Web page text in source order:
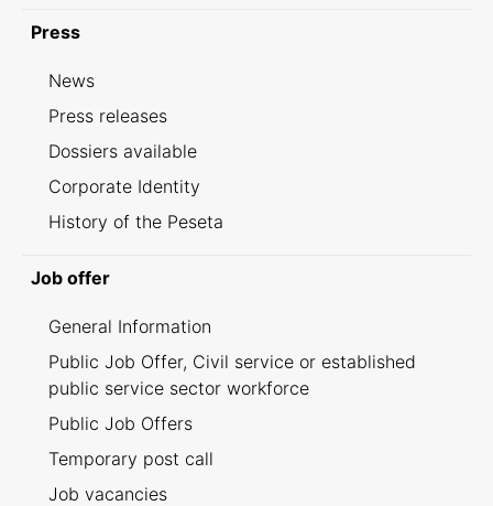
Press
News
Press releases
Dossiers available
Corporate Identity
History of the Peseta
Job offer
General Information
Public Job Offer, Civil service or established
public service sector workforce
Public Job Offers
Temporary post call
Job vacancies